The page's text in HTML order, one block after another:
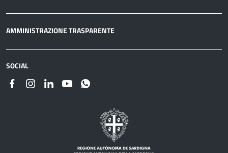
AMMINISTRAZIONE TRASPARENTE
SOCIAL